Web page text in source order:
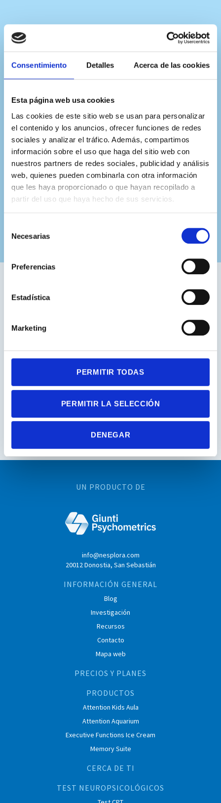
Consentimiento Detalles Acerca de las cookies
Esta página web usa cookies
Las cookies de este sitio web se usan para personalizar
el contenido y los anuncios, ofrecer funciones de redes
sociales y analizar el tráfico. Además, compartimos
información sobre el uso que haga del sitio web con
nuestros partners de redes sociales, publicidad y análisis
web, quienes pueden combinarla con otra información
que les haya proporcionado o que hayan recopilado a
partir del uso que haya hecho de sus servicios.
Necesarias
Preferencias
Estadística
Marketing
PERMITIR TODAS
PERMITIR LA SELECCIÓN
DENEGAR
UN PRODUCTO DE
info@nesplora.com
20012 Donostia, San Sebastián
INFORMACIÓN GENERAL
Blog
Investigación
Recursos
Contacto
Mapa web
PRECIOS Y PLANES
PRODUCTOS
Attention Kids Aula
Attention Aquarium
Executive Functions Ice Cream
Memory Suite
CERCA DE TI
TEST NEUROPSICOLÓGICOS